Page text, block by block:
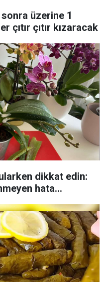
üzerine 1
çıtır çıtır kızaracak
dikkat edin:
hata...